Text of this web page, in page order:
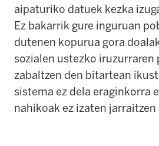
aipaturiko datuek kezka
Ez bakarrik gure inguruan
dutenen kopurua gora
sozialen ustezko
zabaltzen den bitartean
sistema ez dela eraginkorra
nahikoak ez izaten jarraitzen